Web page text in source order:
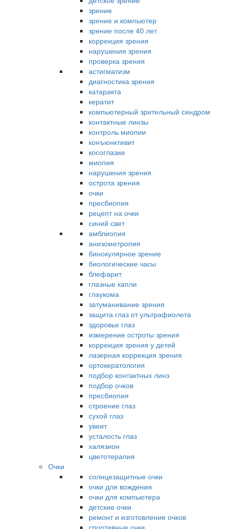
зрение
зрение и компьютер
зрение после 40 лет
коррекция зрения
нарушения зрения
проверка зрения
астигматизм
диагностика зрения
катаракта
кератит
компьютерный зрительный синдром
контактные линзы
контроль миопии
конъюнктивит
косоглазие
миопия
нарушения зрения
острота зрения
очки
пресбиопия
рецепт на очки
синий свет
амблиопия
анизометропия
бинокулярное зрение
биологические часы
блефарит
глазные капли
глаукома
затуманивание зрения
защита глаз от ультрафиолета
здоровье глаз
измерение остроты зрения
коррекция зрения у детей
лазерная коррекция зрения
ортокератология
подбор контактных линз
подбор очков
пресбиопия
строение глаз
сухой глаз
увеит
усталость глаз
халязион
цветотерапия
Очки
солнцезащитные очки
очки для вождения
очки для компьютера
детские очки
ремонт и изготовление очков